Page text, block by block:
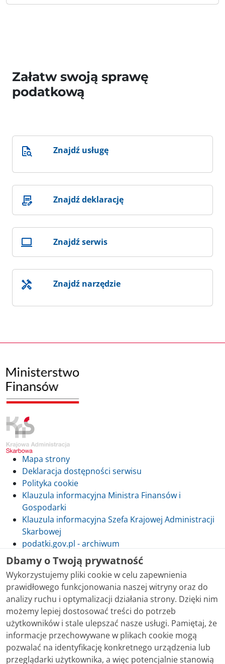
Załatw swoją sprawę
podatkową
Znajdź usługę
Znajdź deklarację
Znajdź serwis
Znajdź narzędzie
Mapa strony
Deklaracja dostępności serwisu
Polityka cookie
Klauzula informacyjna Ministra Finansów i
Gospodarki
Klauzula informacyjna Szefa Krajowej Administracji
Skarbowej
podatki.gov.pl - archiwum
Skontaktuj się z nami
Treści zamieszczone w serwisie udostępniamy
bezpłatnie. Korzystanie z treści opublikowanych w
serwisie podatki.gov.pl, niezależnie od celu i sposobu
korzystania, nie wymaga zgody Ministerstwa Finansów.
Dbamy o Twoją prywatność
Wykorzystujemy pliki cookie w celu zapewnienia
prawidłowego funkcjonowania naszej witryny oraz do
analizy ruchu i optymalizacji działania strony. Dzięki nim
możemy lepiej dostosować treści do potrzeb
użytkowników i stale ulepszać nasze usługi. Pamiętaj, że
informacje przechowywane w plikach cookie mogą
pozwalać na identyfikację konkretnego urządzenia lub
przeglądarki użytkownika, a więc potencjalnie stanowią